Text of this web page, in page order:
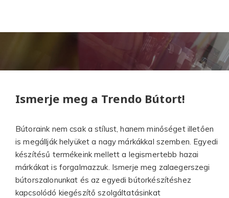
Ismerje meg a Trendo Bútort!
Bútoraink nem csak a stílust, hanem minőséget illetően
is megállják helyüket a nagy márkákkal szemben. Egyedi
készítésű termékeink mellett a legismertebb hazai
márkákat is forgalmazzuk. Ismerje meg zalaegerszegi
bútorszalonunkat és az egyedi bútorkészítéshez
kapcsolódó kiegészítő szolgáltatásinkat